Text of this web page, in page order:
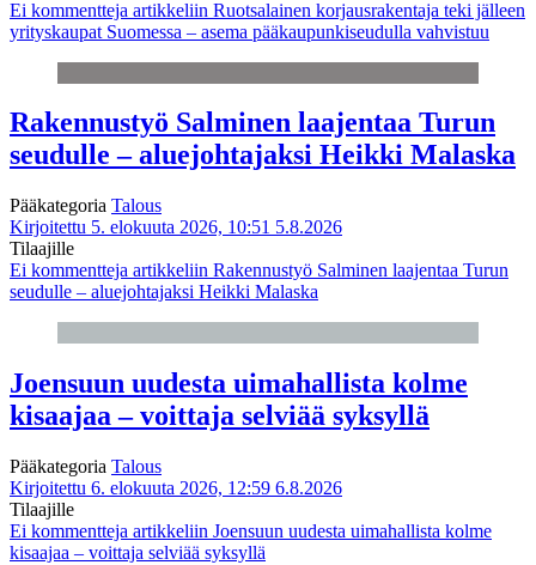
Ei kommentteja artikkeliin Ruotsalainen korjausrakentaja teki jälleen
yrityskaupat Suomessa – asema pääkaupunkiseudulla vahvistuu
Rakennustyö Salminen laajentaa Turun
seudulle – aluejohtajaksi Heikki Malaska
Pääkategoria Talous
Kirjoitettu 5. elokuuta 2026, 10:51 5.8.2026
Tilaajille
Ei kommentteja artikkeliin Rakennustyö Salminen laajentaa Turun
seudulle – aluejohtajaksi Heikki Malaska
Joensuun uudesta uimahallista kolme
kisaajaa – voittaja selviää syksyllä
Pääkategoria Talous
Kirjoitettu 6. elokuuta 2026, 12:59 6.8.2026
Tilaajille
Ei kommentteja artikkeliin Joensuun uudesta uimahallista kolme
kisaajaa – voittaja selviää syksyllä